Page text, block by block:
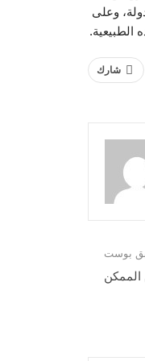
وعلى
الطبيعية.
شارك
بوست
الممكن